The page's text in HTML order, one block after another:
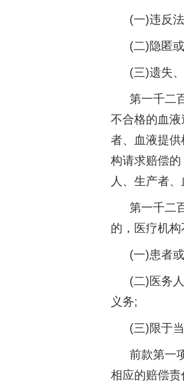
(一)违反
(二)隐匿
(三)遗失
第一千二
不合格的血
者、血液提
构请求赔偿
人、生产者
第一千二
的，医疗机
(一)患者
(二)医务
义务;
(三)限于
前款第一
相应的赔偿责